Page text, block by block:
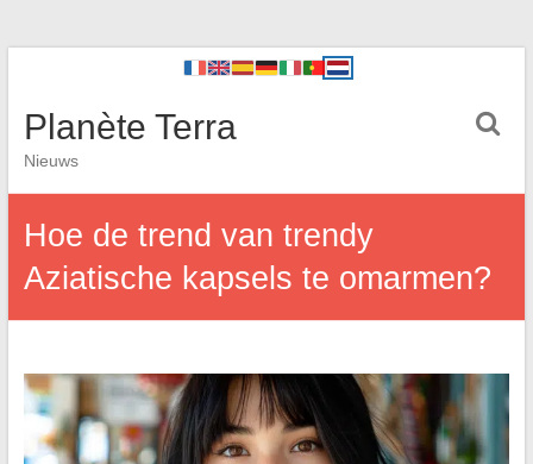
Planète Terra
Nieuws
Hoe de trend van trendy
Aziatische kapsels te omarmen?